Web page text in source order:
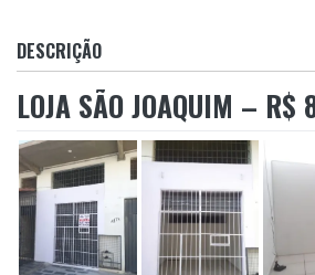
DESCRIÇÃO
LOJA SÃO JOAQUIM – R$